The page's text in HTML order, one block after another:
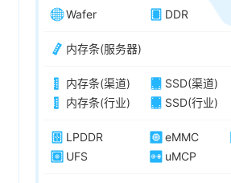
Wafer DDR
内存条(服务器)
内存条(渠道)
SSD(渠道)
内存条(行业)
SSD(行业)
LPDDR eMMC
UFS
uMCP